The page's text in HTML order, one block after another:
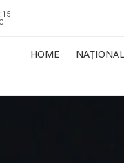
HOME NAȚIONAL